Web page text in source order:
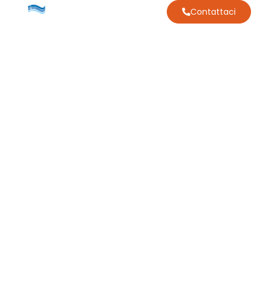
Contattaci